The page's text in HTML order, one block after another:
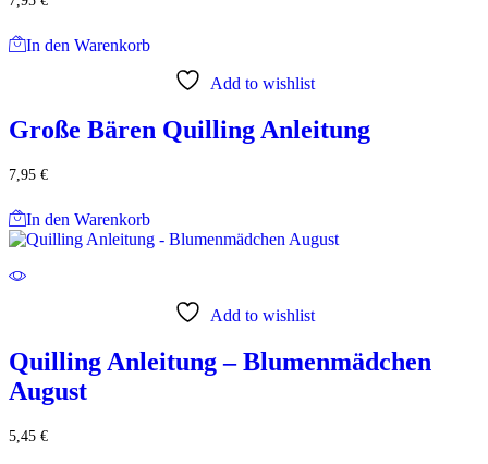
In den Warenkorb
Add to wishlist
Große Bären Quilling Anleitung
7,95 €
In den Warenkorb
Add to wishlist
Quilling Anleitung – Blumenmädchen
August
5,45 €